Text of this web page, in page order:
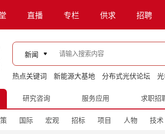
直播 专栏 供求 招聘
新闻
热点关键词 新能源大基地 分布式光伏论坛
研究咨询 服务应用 求职招
国际 宏观 招标 项目 人物 技术